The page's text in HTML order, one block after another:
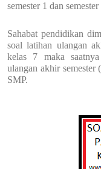
semester 1 dan semester
Sahabat pendidikan
soal latihan ulangan
kelas 7 maka
ulangan akhir
SMP.